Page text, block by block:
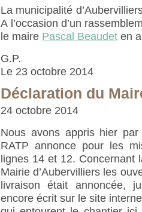
La municipalité
A l’occasion d’un
le maire Pascal Beaudet en
G.P.
Le 23 octobre 2014
Déclaration du
24 octobre 2014
Nous avons appris hier
RATP annonce pour les
lignes 14 et 12. Concernant
Mairie d’Aubervilliers les
livraison était annoncée,
encore écrit sur le site